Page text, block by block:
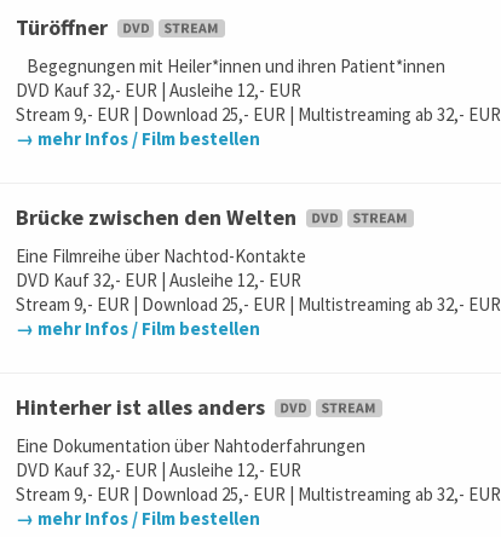
Türöffner
Begegnungen mit Heiler*innen und ihren Patient*innen
DVD Kauf 32,- EUR | Ausleihe 12,- EUR
Stream 9,- EUR | Download 25,- EUR | Multistreaming ab 32,- EUR
→ mehr Infos / Film bestellen
Brücke zwischen den Welten
Eine Filmreihe über Nachtod-Kontakte
DVD Kauf 32,- EUR | Ausleihe 12,- EUR
Stream 9,- EUR | Download 25,- EUR | Multistreaming ab 32,- EUR
→ mehr Infos / Film bestellen
Hinterher ist alles anders
Eine Dokumentation über Nahtoderfahrungen
DVD Kauf 32,- EUR | Ausleihe 12,- EUR
Stream 9,- EUR | Download 25,- EUR | Multistreaming ab 32,- EUR
→ mehr Infos / Film bestellen